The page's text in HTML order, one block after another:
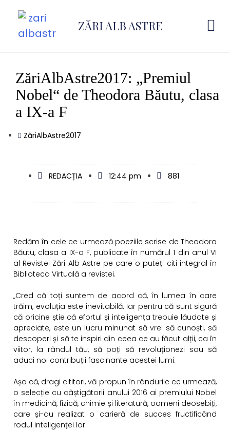
ZĂRI ALB ASTRE
ZăriAlbAstre2017: „Premiul
Nobel“ de Theodora Băutu, clasa
a IX-a F
ZăriAlbAstre2017
REDACȚIA 12:44 pm 881
Redăm în cele ce urmează poeziile scrise de Theodora
Băutu, clasa a IX-a F, publicate în numărul 1 din anul VI
al Revistei Zări Alb Astre pe care o puteți citi integral în
Biblioteca Virtuală a revistei.
„Cred că toți suntem de acord că, în lumea în care
trăim, evoluția este inevitabilă. Iar pentru că sunt sigură
că oricine știe că efortul și inteligența trebuie lăudate și
apreciate, este un lucru minunat să vrei să cunoști, să
descoperi și să te inspiri din ceea ce au făcut alții, ca în
viitor, la rândul tău, să poți să revoluționezi sau să
aduci noi contribuții fascinante acestei lumi.
Așa că, dragi cititori, vă propun în rândurile ce urmează,
o selecție cu câștigătorii anului 2016 ai premiului Nobel
în medicină, fizică, chimie și literatură, oameni deosebiți,
care și-au realizat o carieră de succes fructificând
rodul inteligenței lor: